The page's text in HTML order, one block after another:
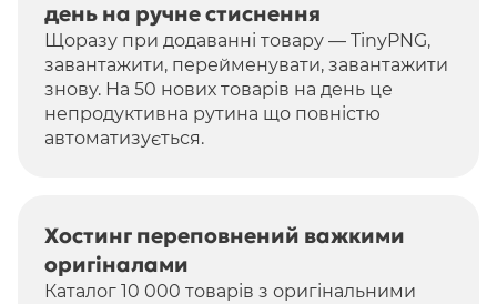
день на ручне стиснення
Щоразу при додаванні товару — TinyPNG,
завантажити, перейменувати, завантажити
знову. На 50 нових товарів на день це
непродуктивна рутина що повністю
автоматизується.
Хостинг переповнений важкими
оригіналами
Каталог 10 000 товарів з оригінальними